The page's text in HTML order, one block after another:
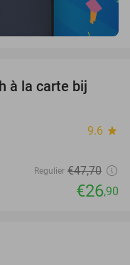
44%
à la carte bij
9.6 star
Regulier €47,70
€26,90